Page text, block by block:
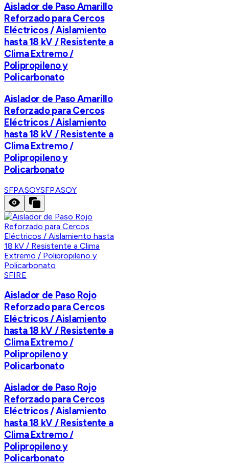
Aislador de Paso Amarillo
Reforzado para Cercos
Eléctricos / Aislamiento
hasta 18 kV / Resistente a
Clima Extremo /
Polipropileno y
Policarbonato
Aislador de Paso Amarillo
Reforzado para Cercos
Eléctricos / Aislamiento
hasta 18 kV / Resistente a
Clima Extremo /
Polipropileno y
Policarbonato
SFPASOYSFPASOY
SFIRE
Aislador de Paso Rojo
Reforzado para Cercos
Eléctricos / Aislamiento
hasta 18 kV / Resistente a
Clima Extremo /
Polipropileno y
Policarbonato
Aislador de Paso Rojo
Reforzado para Cercos
Eléctricos / Aislamiento
hasta 18 kV / Resistente a
Clima Extremo /
Polipropileno y
Policarbonato